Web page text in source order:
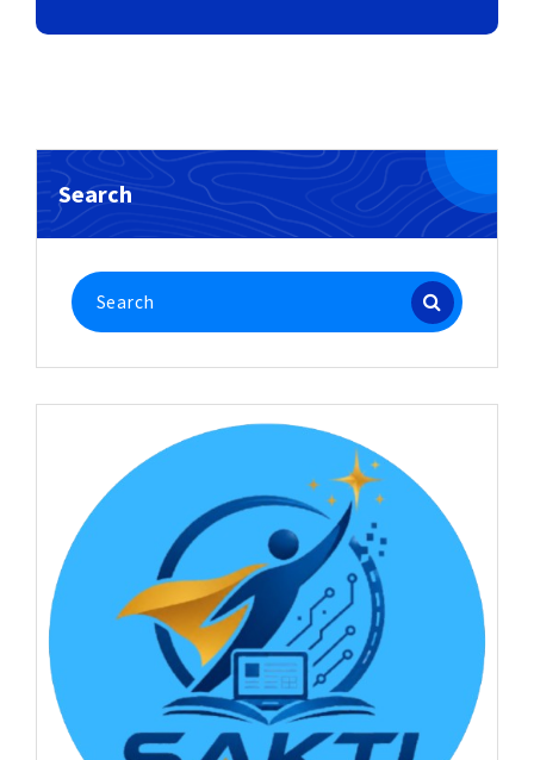
Search
Search
for: